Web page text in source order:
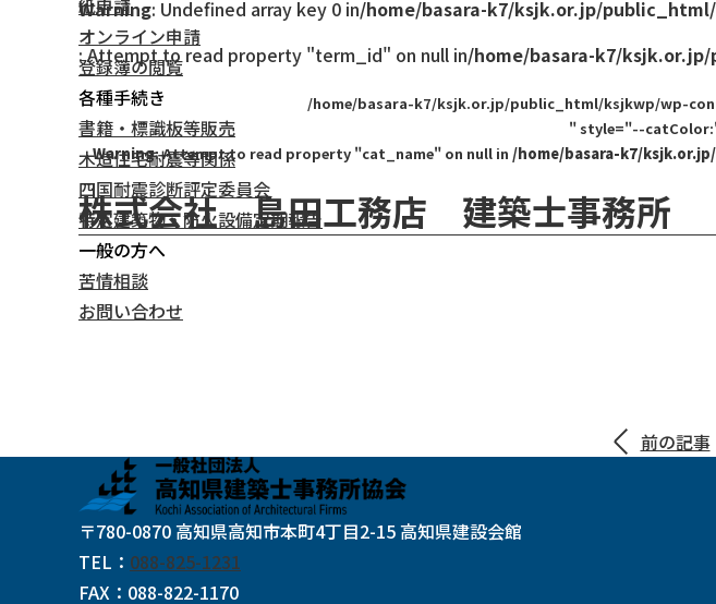
紙申請
オンライン申請
登録簿の閲覧
各種手続き
書籍・標識板等販売
木造住宅耐震等関係
四国耐震診断評定委員会
特定建築物・防火設備定期報告
一般の方へ
苦情相談
お問い合わせ
Warning: Undefined array key 0 in/home/basara-k7/ksjk.or.jp/
: Attempt to read property "term_id" on null in/home/basara-k7/
/home/basara-k7/ksjk.or.jp/public_html/ksjkwp/wp-
" style="--
Warning: Attempt to read property "cat_name" on null in /home/basara-k7/
株式会社 島田工務店 建築士事務所
前の記事
〒780-0870 高知県高知市本町4丁目2-15 高知県建設会館
TEL ： 088-825-1231
FAX ： 088-822-1170